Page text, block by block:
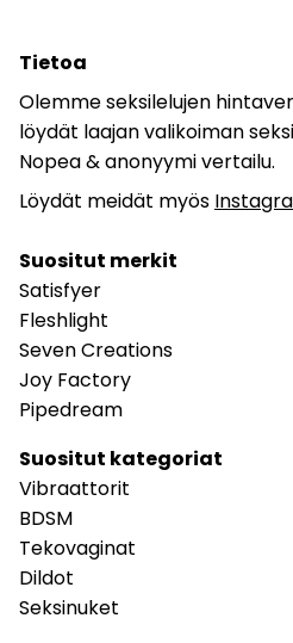
Tietoa
Olemme seksilelujen
löydät laajan valikoiman
Nopea & anonyymi vertailu.
Löydät meidät myös
Suositut merkit
Satisfyer
Fleshlight
Seven Creations
Joy Factory
Pipedream
Suositut kategoriat
Vibraattorit
BDSM
Tekovaginat
Dildot
Seksinuket